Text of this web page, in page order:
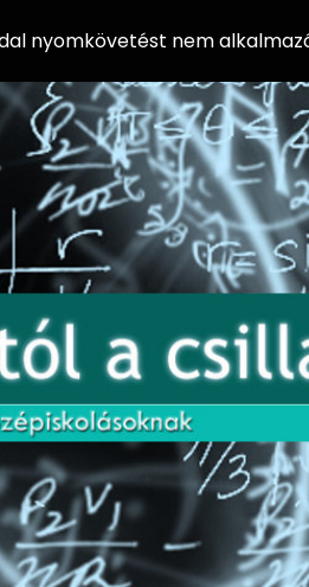
AZ
AT
OM
OK
TÓ
Előadássorozat
középiskolásoknak
az ELTE
Természettudományi
Kar Fizikai
Intézetében
nyomkövetést nem